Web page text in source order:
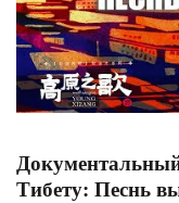
Тибету: Песнь